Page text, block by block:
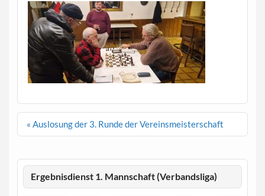
Beitragsnavigation
« Auslosung der 3. Runde der Vereinsmeisterschaft
Ergebnisdienst 1. Mannschaft (Verbandsliga)